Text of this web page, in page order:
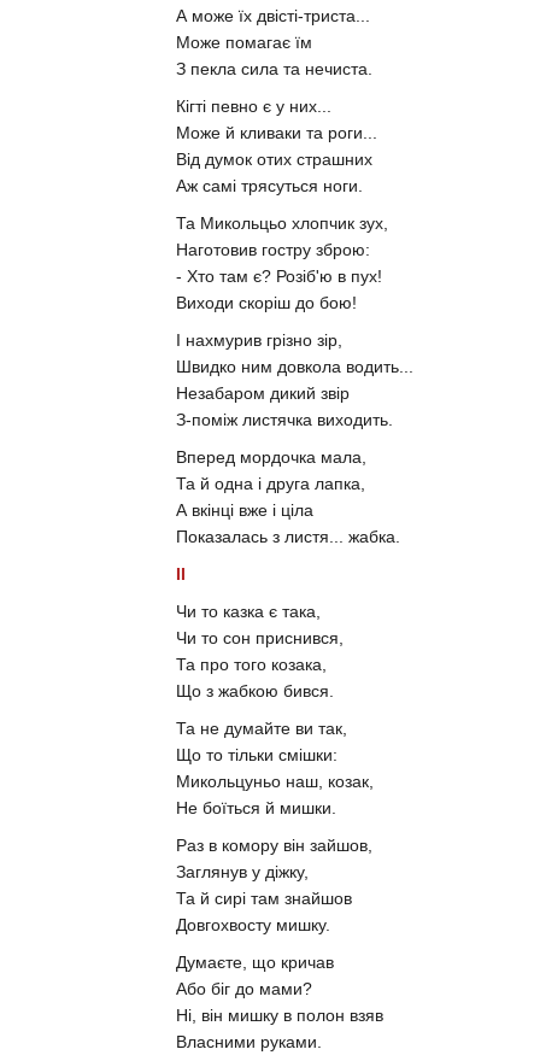
А може їх двісті-триста...
Може помагає їм
З пекла сила та нечиста.
Кігті певно є у них...
Може й кливаки та роги...
Від думок отих страшних
Аж самі трясуться ноги.
Та Микольцьо хлопчик зух,
Наготовив гостру зброю:
- Хто там є? Розіб'ю в пух!
Виходи скоріш до бою!
І нахмурив грізно зір,
Швидко ним довкола водить...
Незабаром дикий звір
З-поміж листячка виходить.
Вперед мордочка мала,
Та й одна і друга лапка,
А вкінці вже і ціла
Показалась з листя... жабка.
II
Чи то казка є така,
Чи то сон приснився,
Та про того козака,
Що з жабкою бився.
Та не думайте ви так,
Що то тільки смішки:
Микольцуньо наш, козак,
Не боїться й мишки.
Раз в комору він зайшов,
Заглянув у діжку,
Та й сирі там знайшов
Довгохвосту мишку.
Думаєте, що кричав
Або біг до мами?
Ні, він мишку в полон взяв
Власними руками.